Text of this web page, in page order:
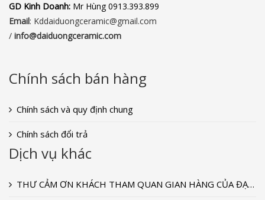
GD Kinh Doanh: Mr Hùng 0913.393.899
Email: Kddaiduongceramic@gmail.com
/ info@daiduongceramic.com
Chính sách bán hàng
Chính sách và quy định chung
Chính sách đổi trả
Dịch vụ khác
THƯ CẢM ƠN KHÁCH THAM QUAN GIAN HÀNG CỦA ĐẠI DƯƠNG CERAMIC TẠI TRIỂN LÃM VIETBUILD T9-2022